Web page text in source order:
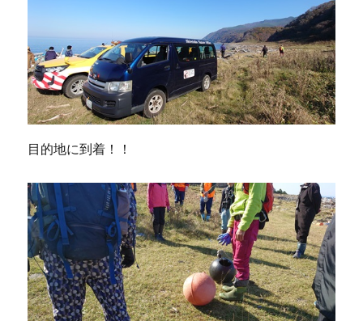
目的地に到着！！